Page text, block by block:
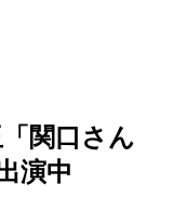
関口さん
演中